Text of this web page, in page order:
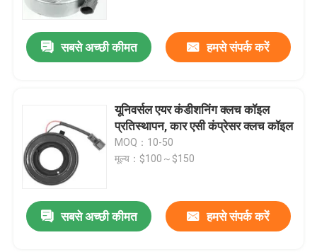
सबसे अच्छी कीमत हमसे संपर्क करें
यूनिवर्सल एयर कंडीशनिंग क्लच कॉइल
प्रतिस्थापन, कार एसी कंप्रेसर क्लच कॉइल
MOQ：10-50
मूल्य：$100～$150
सबसे अच्छी कीमत हमसे संपर्क करें